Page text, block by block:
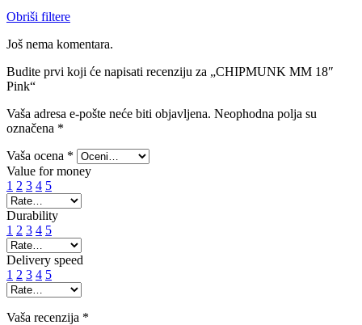
Obriši filtere
Još nema komentara.
Budite prvi koji će napisati recenziju za „CHIPMUNK MM 18″
Pink“
Vaša adresa e-pošte neće biti objavljena. Neophodna polja su
označena *
Vaša ocena *
Value for money
1 2 3 4 5
Durability
1 2 3 4 5
Delivery speed
1 2 3 4 5
Vaša recenzija *